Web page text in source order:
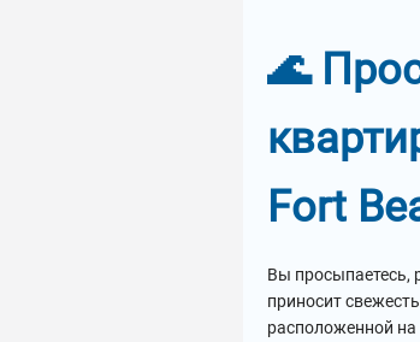
🌊
Fort
Вы просыпаетесь,
приносит
расположенной на